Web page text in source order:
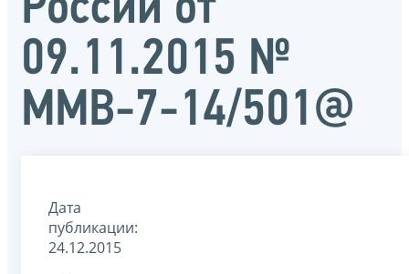
09.11.2015 №
ММВ-7-14/501@
Дата
публикации:
24.12.2015